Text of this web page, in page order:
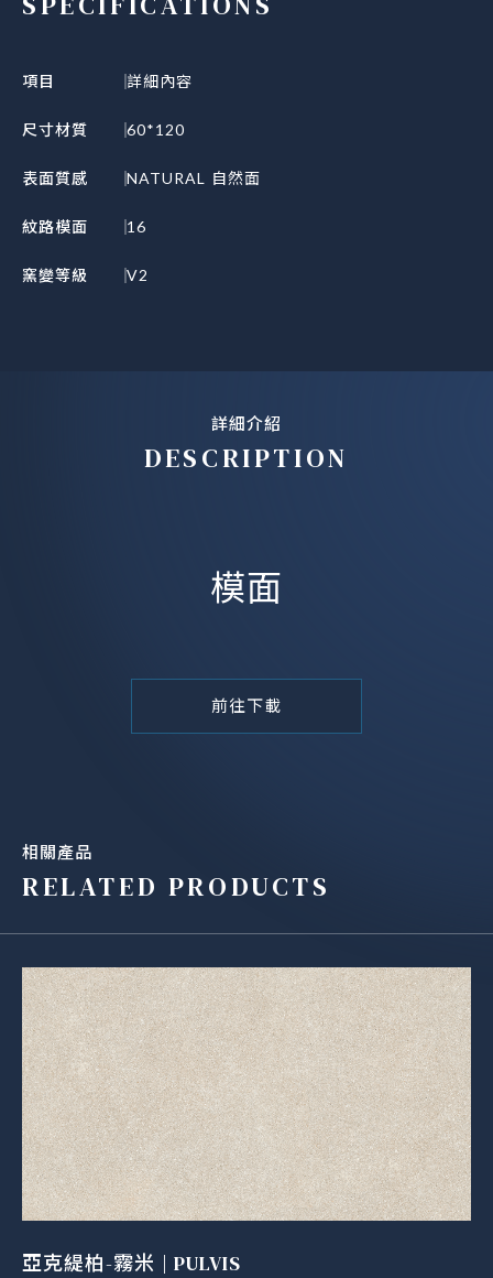
項目 詳細內容
尺寸材質 60*120
表面質感 NATURAL 自然面
紋路模面 16
窯變等級 V2
詳細介紹
DESCRIPTION
模面
前往下載
相關產品
RELATED PRODUCTS
亞克緹柏-霧米 | PULVIS